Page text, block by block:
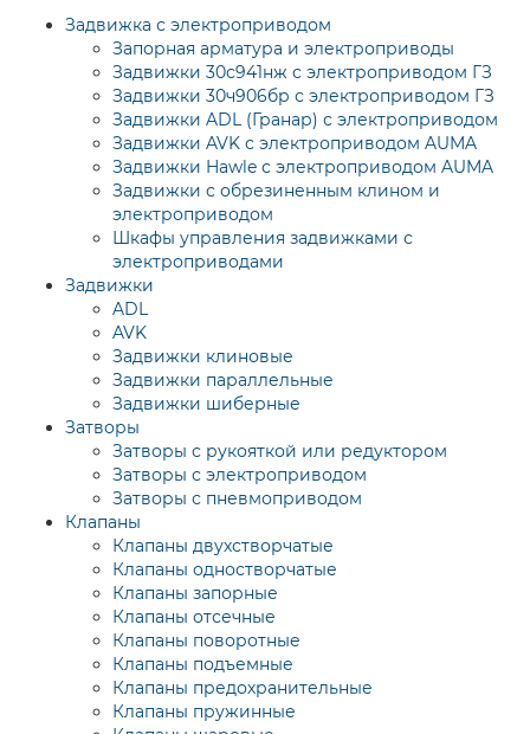
Задвижка с электроприводом
Запорная арматура и электроприводы
Задвижки 30с941нж с электроприводом ГЗ
Задвижки 30ч906бр с электроприводом ГЗ
Задвижки ADL (Гранар) с электроприводом
Задвижки AVK с электроприводом AUMA
Задвижки Hawle с электроприводом AUMA
Задвижки с обрезиненным клином и
электроприводом
Шкафы управления задвижками с
электроприводами
Задвижки
ADL
AVK
Задвижки клиновые
Задвижки параллельные
Задвижки шиберные
Затворы
Затворы с рукояткой или редуктором
Затворы с электроприводом
Затворы с пневмоприводом
Клапаны
Клапаны двухстворчатые
Клапаны одностворчатые
Клапаны запорные
Клапаны отсечные
Клапаны поворотные
Клапаны подъемные
Клапаны предохранительные
Клапаны пружинные